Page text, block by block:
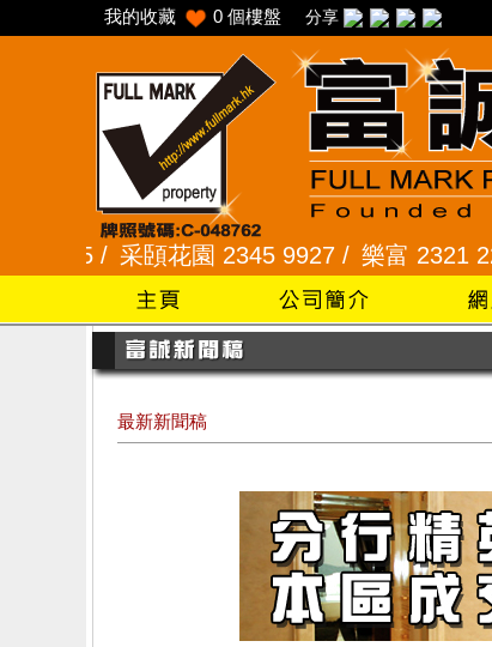
我的收藏 0 個樓盤 分享
采頣花園 2345 9927 /樂富 2321 2287 /
最新新聞稿